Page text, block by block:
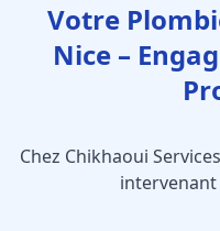
Votre
Nice –
Chez Chikhaoui
intervenant